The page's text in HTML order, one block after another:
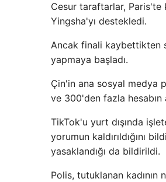
Cesur taraftarlar, Paris'te
Yingsha'yı destekledi.
Ancak finali kaybettikten
yapmaya başladı.
Çin'in ana sosyal medya
ve 300'den fazla hesabın
TikTok'u yurt dışında
yorumun kaldırıldığını
yasaklandığı da bildirildi.
Polis, tutuklanan kadının